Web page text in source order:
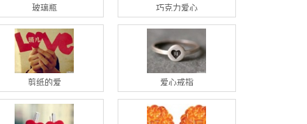
玻璃瓶 巧克力爱心
剪纸的爱 爱心戒指